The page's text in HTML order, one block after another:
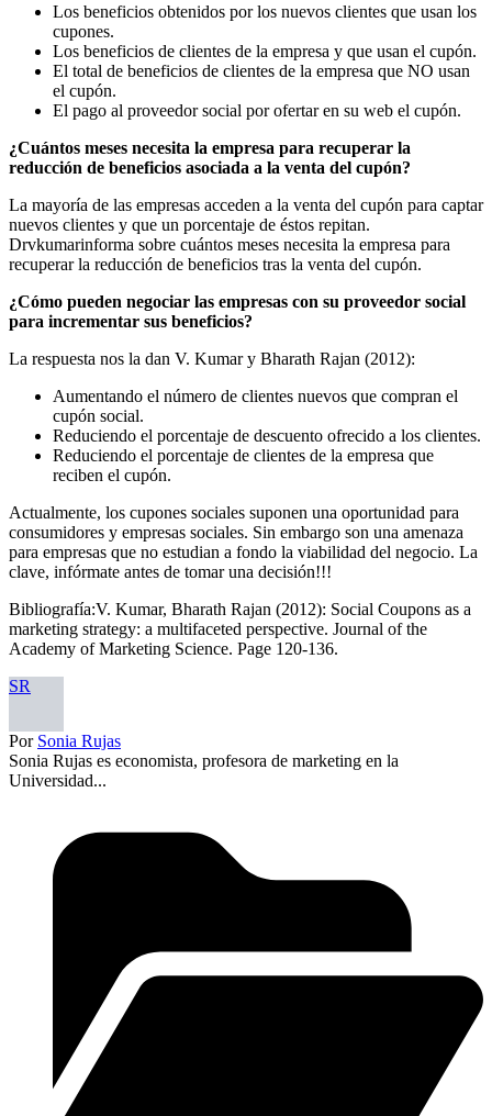
Los beneficios obtenidos por los nuevos clientes que usan los
cupones.
Los beneficios de clientes de la empresa y que usan el cupón.
El total de beneficios de clientes de la empresa que NO usan
el cupón.
El pago al proveedor social por ofertar en su web el cupón.
¿Cuántos meses necesita la empresa para recuperar la
reducción de beneficios asociada a la venta del cupón?
La mayoría de las empresas acceden a la venta del cupón para captar
nuevos clientes y que un porcentaje de éstos repitan.
Drvkumarinforma sobre cuántos meses necesita la empresa para
recuperar la reducción de beneficios tras la venta del cupón.
¿Cómo pueden negociar las empresas con su proveedor social
para incrementar sus beneficios?
La respuesta nos la dan V. Kumar y Bharath Rajan (2012):
Aumentando el número de clientes nuevos que compran el
cupón social.
Reduciendo el porcentaje de descuento ofrecido a los clientes.
Reduciendo el porcentaje de clientes de la empresa que
reciben el cupón.
Actualmente, los cupones sociales suponen una oportunidad para
consumidores y empresas sociales. Sin embargo son una amenaza
para empresas que no estudian a fondo la viabilidad del negocio. La
clave, infórmate antes de tomar una decisión!!!
Bibliografía:V. Kumar, Bharath Rajan (2012): Social Coupons as a
marketing strategy: a multifaceted perspective. Journal of the
Academy of Marketing Science. Page 120-136.
SR
Por Sonia Rujas
Sonia Rujas es economista, profesora de marketing en la
Universidad...